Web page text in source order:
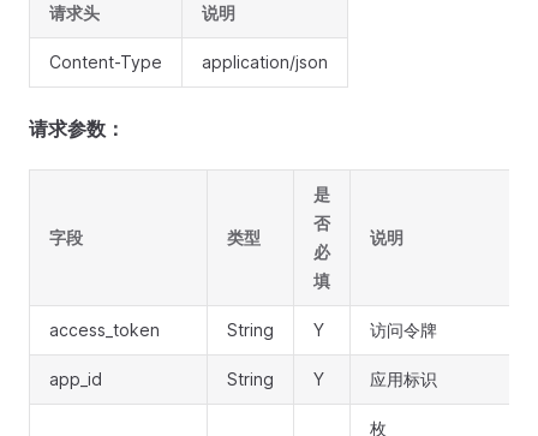
请求头 说明
Content-Type application/json
请求参数：
字段 类型
是
否
必
填
说明
access_token String Y 访问令牌
app_id String Y 应用标识
枚